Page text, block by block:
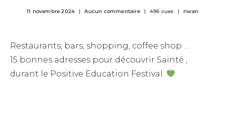
11 novembre 2024 Aucun commentaire 496 vues riwan
Restaurants, bars, shopping, coffee shop …
15 bonnes adresses pour découvrir Sainté ,
durant le Positive Education Festival.